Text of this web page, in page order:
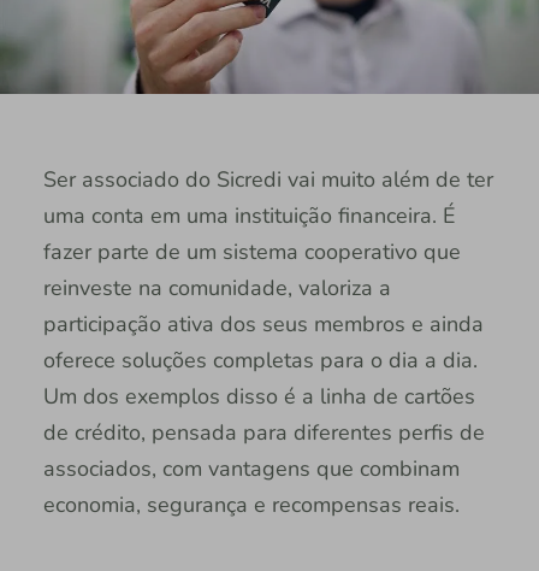
Ser associado do Sicredi vai muito além de ter
uma conta em uma instituição financeira. É
fazer parte de um sistema cooperativo que
reinveste na comunidade, valoriza a
participação ativa dos seus membros e ainda
oferece soluções completas para o dia a dia.
Um dos exemplos disso é a linha de cartões
de crédito, pensada para diferentes perfis de
associados, com vantagens que combinam
economia, segurança e recompensas reais.